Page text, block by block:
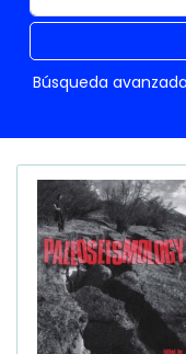
Búsqueda avanzada